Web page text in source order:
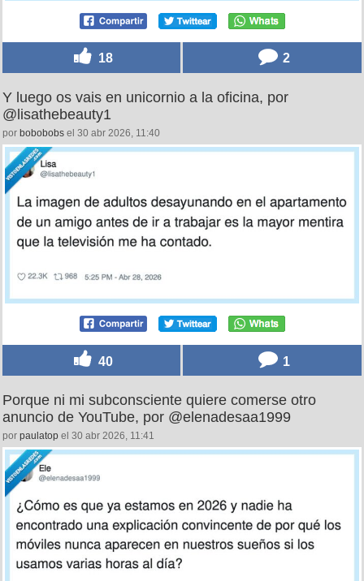
18 2
Y luego os vais en unicornio a la oficina, por
@lisathebeauty1
por bobobobs el 30 abr 2026, 11:40
40 1
Porque ni mi subconsciente quiere comerse otro
anuncio de YouTube, por @elenadesaa1999
por paulatop el 30 abr 2026, 11:41